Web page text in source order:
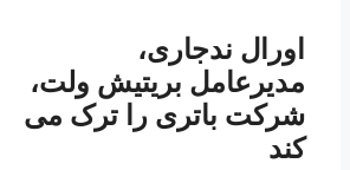
اورال ندجاری،
مدیرعامل بریتیش ولت،
شرکت باتری را ترک می
کند